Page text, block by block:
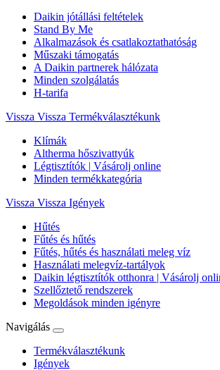
Daikin jótállási feltételek
Stand By Me
Alkalmazások és csatlakoztathatóság
Műszaki támogatás
A Daikin partnerek hálózata
Minden szolgálatás
H-tarifa
Vissza Vissza Termékválasztékunk
Klímák
Altherma hőszivattyúk
Légtisztítók | Vásárolj online
Minden termékkategória
Vissza Vissza Igények
Hűtés
Fűtés és hűtés
Fűtés, hűtés és használati meleg víz
Használati melegvíz-tartályok
Daikin légtisztítók otthonra | Vásárolj
Szellőztető rendszerek
Megoldások minden igényre
Navigálás
Termékválasztékunk
Igények